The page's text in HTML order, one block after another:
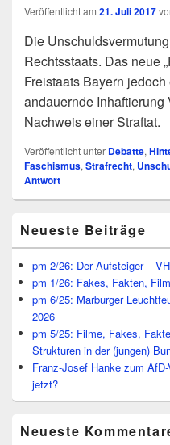
Veröffentlicht am 21. Juli 2017
Die
Rechtsstaats. Das neue
Freistaats Bayern
andauernde Inhaftierung
Nachweis einer Straftat.
Veröffentlicht unter Debatte,
Faschismus, Strafrecht,
Antwort
Seitenleisten
Widget-
Bereich
Neueste Beiträge
pm 2/26: Der Aufsteiger –
pm 1/26: Fakes, Fakten,
pm 6/25: Marburger
2026
pm 5/25: Filme, Fakes,
Strukturen in der (jungen)
Franz-Josef Hanke zum
jetzt?
Neueste